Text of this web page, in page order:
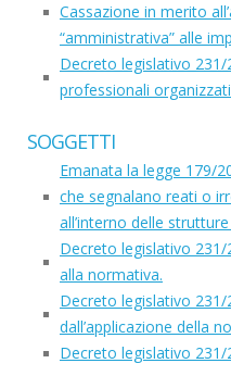
Cassazione in merito
“amministrativa” alle
Decreto legislativo 231/
professionali
SOGGETTI
Emanata la legge 179/
che segnalano reati o
all’interno delle
Decreto legislativo
alla normativa.
Decreto legislativo
dall’applicazione della
Decreto legislativo